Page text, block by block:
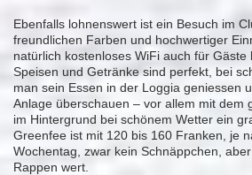
Ebenfalls lohnenswert ist ein Besuch im
freundlichen Farben und hochwertiger
natürlich kostenloses WiFi auch für Gäste
Speisen und Getränke sind perfekt, bei
man sein Essen in der Loggia geniessen
Anlage überschauen – vor allem mit dem
im Hintergrund bei schönem Wetter ein
Greenfee ist mit 120 bis 160 Franken, je
Wochentag, zwar kein Schnäppchen,
Rappen wert.